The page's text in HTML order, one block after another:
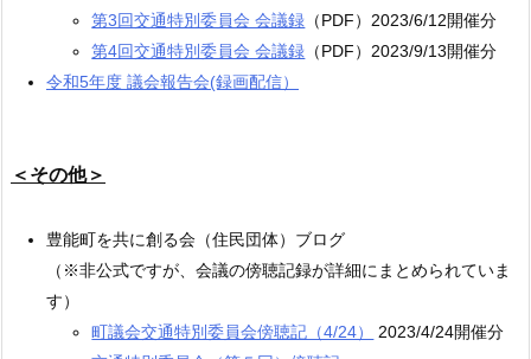
第3回交通特別委員会 会議録 （PDF）2023/6/12開催分
第4回交通特別委員会 会議録 （PDF）2023/9/13開催分
令和5年度 議会報告会(録画配信）
＜その他＞
豊能町を共に創る会（住民団体）ブログ
（※非公式ですが、会議の傍聴記録が詳細にまとめられていま
す）
町議会交通特別委員会傍聴記（4/24）
2023/4/24開催分